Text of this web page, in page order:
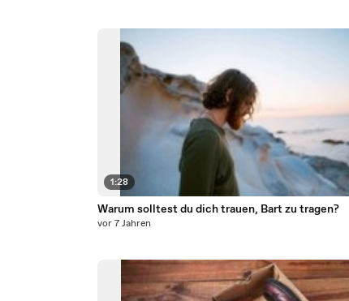
1:28
Warum solltest du dich trauen, Bart zu tragen?
vor 7 Jahren